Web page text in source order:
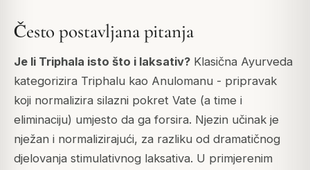
Često postavljana pitanja
Je li Triphala isto što i laksativ? Klasična Ayurveda
kategorizira Triphalu kao Anulomanu - pripravak
koji normalizira silazni pokret Vate (a time i
eliminaciju) umjesto da ga forsira. Njezin učinak je
nježan i normalizirajući, za razliku od dramatičnog
djelovanja stimulativnog laksativa. U primjerenim